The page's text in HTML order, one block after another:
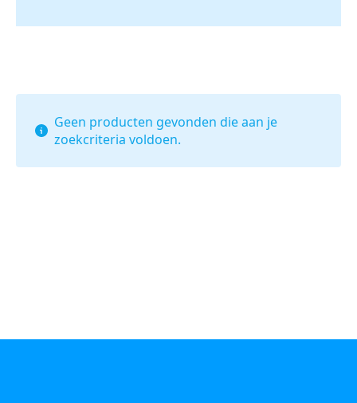
Geen producten gevonden die aan je
zoekcriteria voldoen.